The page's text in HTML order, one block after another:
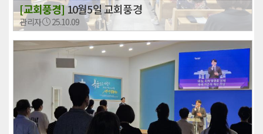
[교회풍경]10월5일 교회풍경
관리자 25.10.09